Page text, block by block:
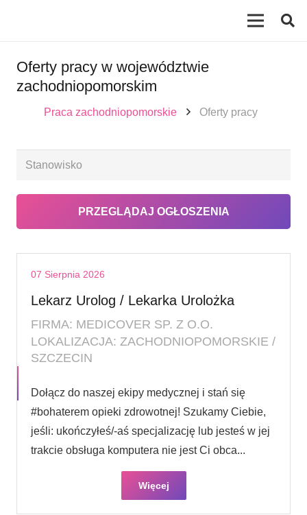
Oferty pracy w województwie
zachodniopomorskim
Praca zachodniopomorskie Oferty pracy
07 Sierpnia 2026
Lekarz Urolog / Lekarka Urolożka
FIRMA: MEDICOVER SP. Z O.O.
LOKALIZACJA: ZACHODNIOPOMORSKIE /
SZCZECIN
Dołącz do naszej ekipy medycznej i stań się
#bohaterem opieki zdrowotnej! Szukamy Ciebie,
jeśli​: ukończyłeś/-aś specjalizację lub jesteś w jej
trakcie obsługa komputera nie jest Ci obca...
Więcej